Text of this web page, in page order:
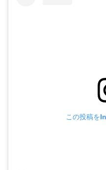
この投稿を